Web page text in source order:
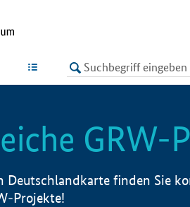
LISTE
GRW-
Deutschlandkarte finden Sie
Projekte!